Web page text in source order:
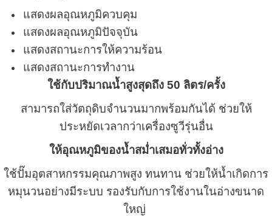
แสดงผลอุณหภูมิควบคุม
แสดงผลอุณหภูมิปัจจุบัน
แสดงสถานะการให้ความร้อน
แสดงสถานะการทำงาน
ใช้กับปริมาณน้ำสูงสุดถึง 50 ลิตร/ครั้ง
สามารถใส่วัตถุดิบจำนวนมากพร้อมกันได้ ช่วยให้
ประหยัดเวลากว่าเครื่องซูวีรุ่นอื่น
ให้อุณหภูมิของน้ำสม่ำเสมอทั่วทั้งอ่าง
ใช้ปั๊มอุตสาหกรรมคุณภาพสูง ทนทาน ช่วยให้น้ำเกิดการ
หมุนวนอย่างมีระบบ รองรับกับการใช้งานในอ่างขนาด
ใหญ่